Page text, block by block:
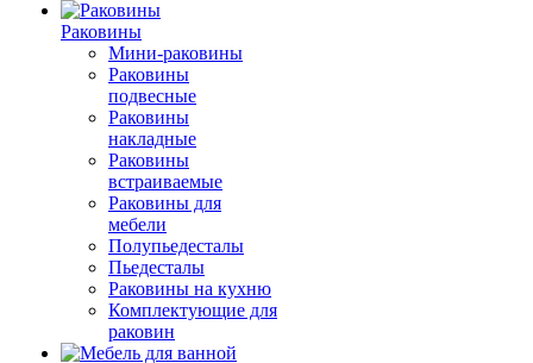
Раковины
Мини-раковины
Раковины
подвесные
Раковины
накладные
Раковины
встраиваемые
Раковины для
мебели
Полупьедесталы
Пьедесталы
Раковины на кухню
Комплектующие для
раковин